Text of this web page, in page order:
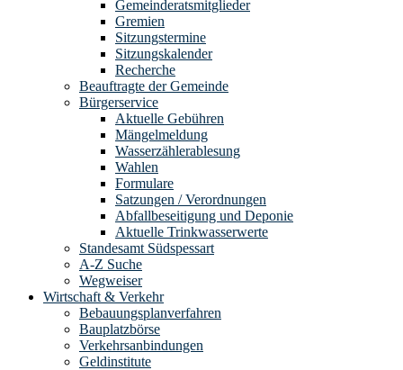
Gemeinderatsmitglieder
Gremien
Sitzungstermine
Sitzungskalender
Recherche
Beauftragte der Gemeinde
Bürgerservice
Aktuelle Gebühren
Mängelmeldung
Wasserzählerablesung
Wahlen
Formulare
Satzungen / Verordnungen
Abfallbeseitigung und Deponie
Aktuelle Trinkwasserwerte
Standesamt Südspessart
A-Z Suche
Wegweiser
Wirtschaft & Verkehr
Bebauungsplanverfahren
Bauplatzbörse
Verkehrsanbindungen
Geldinstitute